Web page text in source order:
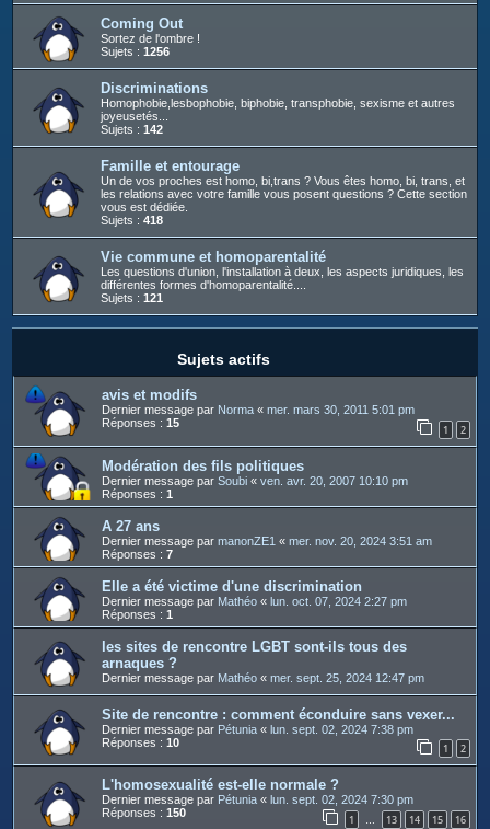
Coming Out
Sortez de l'ombre !
Sujets : 1256
Discriminations
Homophobie,lesbophobie, biphobie, transphobie, sexisme et autres
joyeusetés...
Sujets : 142
Famille et entourage
Un de vos proches est homo, bi,trans ? Vous êtes homo, bi, trans, et
les relations avec votre famille vous posent questions ? Cette section
vous est dédiée.
Sujets : 418
Vie commune et homoparentalité
Les questions d'union, l'installation à deux, les aspects juridiques, les
différentes formes d'homoparentalité....
Sujets : 121
Sujets actifs
avis et modifs
Dernier message par Norma « mer. mars 30, 2011 5:01 pm
Réponses : 15 1 2
Modération des fils politiques
Dernier message par Soubi « ven. avr. 20, 2007 10:10 pm
Réponses : 1
A 27 ans
Dernier message par manonZE1 « mer. nov. 20, 2024 3:51 am
Réponses : 7
Elle a été victime d'une discrimination
Dernier message par Mathéo « lun. oct. 07, 2024 2:27 pm
Réponses : 1
les sites de rencontre LGBT sont-ils tous des
arnaques ?
Dernier message par Mathéo « mer. sept. 25, 2024 12:47 pm
Site de rencontre : comment éconduire sans vexer...
Dernier message par Pétunia « lun. sept. 02, 2024 7:38 pm
Réponses : 10 1 2
L'homosexualité est-elle normale ?
Dernier message par Pétunia « lun. sept. 02, 2024 7:30 pm
Réponses : 150 1 … 13 14 15 16